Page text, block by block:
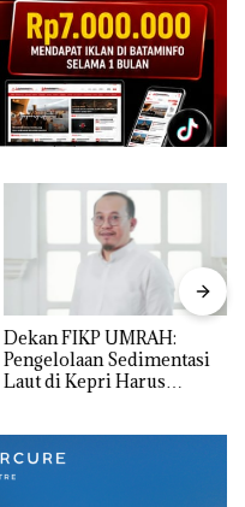
Dekan FIKP UMRAH:
Pengelolaan Sedimentasi
Laut di Kepri Harus
dengan Konservasi